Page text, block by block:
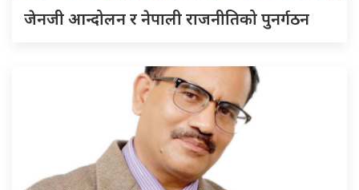
जेनजी आन्दोलन र नेपाली राजनीतिको पुनर्गठन